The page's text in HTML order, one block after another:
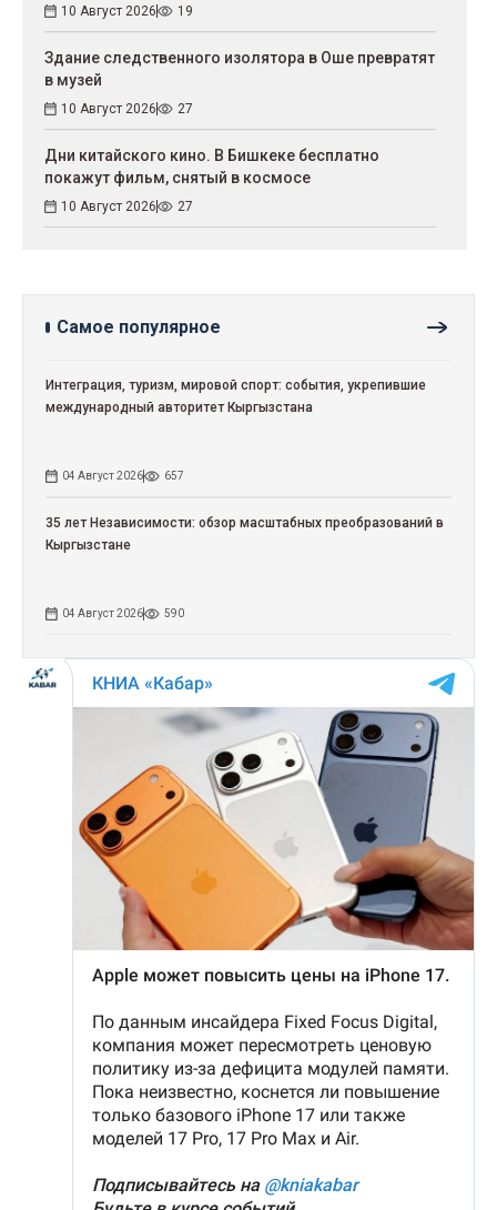
10 Август 2026 19
Здание следственного изолятора в Оше превратят
в музей
10 Август 2026 27
Дни китайского кино. В Бишкеке бесплатно
покажут фильм, снятый в космосе
10 Август 2026 27
Самое популярное
Интеграция, туризм, мировой спорт: события, укрепившие
международный авторитет Кыргызстана
04 Август 2026 657
35 лет Независимости: обзор масштабных преобразований в
Кыргызстане
04 Август 2026 590